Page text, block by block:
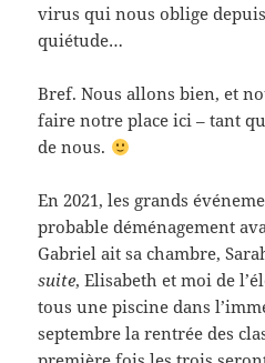
virus qui nous oblige
quiétude…
Bref. Nous allons bien, et
faire notre place ici – tant
de nous.
En 2021, les grands
probable déménagement
Gabriel ait sa chambre,
suite, Elisabeth et moi de
tous une piscine dans
septembre la rentrée des